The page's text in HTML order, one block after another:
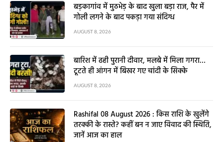
बड़कागांव में मुठभेड़ के बाद खुला बड़ा राज, पैर में
गोली लगने के बाद पकड़ा गया संदिग्ध
AUGUST 8, 2026
बारिश में ढही पुरानी दीवार, मलबे में मिला गगरा…
टूटते ही आंगन में बिखर गए चांदी के सिक्के
AUGUST 8, 2026
Rashifal 08 August 2026 : किस राशि के खुलेंगे
तरक्की के रास्ते? कहीं बन न जाए विवाद की स्थिति,
जानें आज का हाल